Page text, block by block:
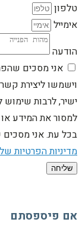
טלפון
אימייל
הודעה
אני מסכים
וישמשו ליצירת
ישיר, לרבות
למסור את המידע
בכל עת. אני
מדיניות הפרטיות
שליחה
אם פיספסתם